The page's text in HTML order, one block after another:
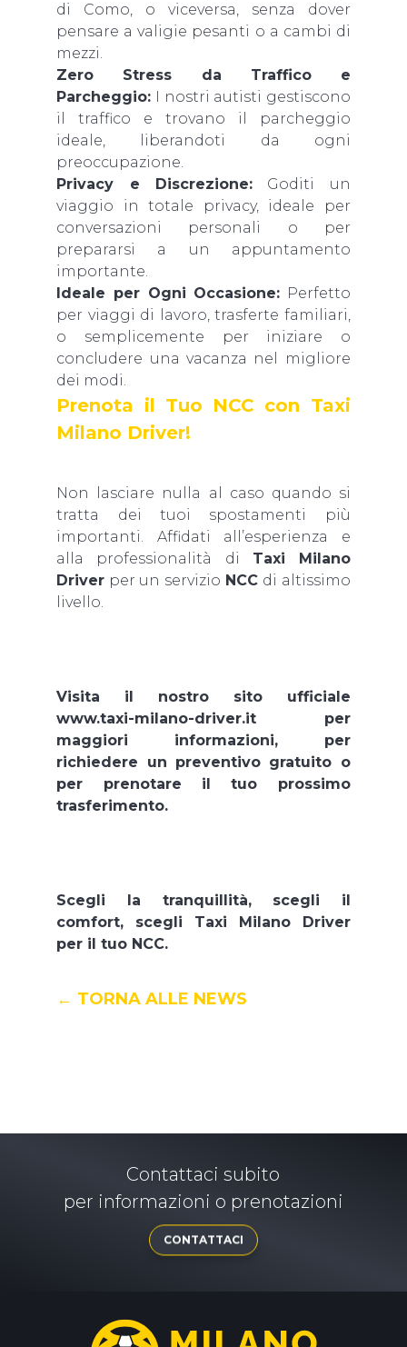
di Como, o viceversa, senza dover
pensare a valigie pesanti o a cambi di
mezzi.
Zero Stress da Traffico e
Parcheggio: I nostri autisti gestiscono
il traffico e trovano il parcheggio
ideale, liberandoti da ogni
preoccupazione.
Privacy e Discrezione: Goditi un
viaggio in totale privacy, ideale per
conversazioni personali o per
prepararsi a un appuntamento
importante.
Ideale per Ogni Occasione: Perfetto
per viaggi di lavoro, trasferte familiari,
o semplicemente per iniziare o
concludere una vacanza nel migliore
dei modi.
Prenota il Tuo NCC con Taxi
Milano Driver!
Non lasciare nulla al caso quando si
tratta dei tuoi spostamenti più
importanti. Affidati all’esperienza e
alla professionalità di Taxi Milano
Driver per un servizio NCC di altissimo
livello.
Visita il nostro sito ufficiale
www.taxi-milano-driver.it per
maggiori informazioni, per
richiedere un preventivo gratuito o
per prenotare il tuo prossimo
trasferimento.
Scegli la tranquillità, scegli il
comfort, scegli Taxi Milano Driver
per il tuo NCC.
← TORNA ALLE NEWS
Contattaci subito
per informazioni o prenotazioni
CONTATTACI